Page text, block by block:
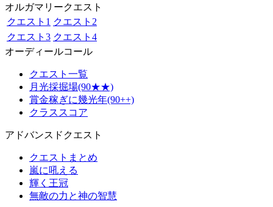
オルガマリークエスト
クエスト1 クエスト2
クエスト3 クエスト4
オーディールコール
クエスト一覧
月光採掘場(90★★)
賞金稼ぎに幾光年(90++)
クラススコア
アドバンスドクエスト
クエストまとめ
嵐に吼える
輝く王冠
無敵の力と神の智慧